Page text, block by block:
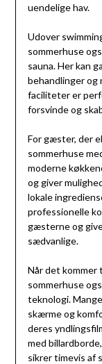
uendelige hav.
Udover
sommerhuse
sauna. Her kan
behandlinger og
faciliteter er
forsvinde og
For gæster, der
sommerhuse
moderne
og giver
lokale
professionelle
gæsterne og
sædvanlige.
Når det kommer
sommerhuse
teknologi.
skærme og
deres
med
sikrer timevis af